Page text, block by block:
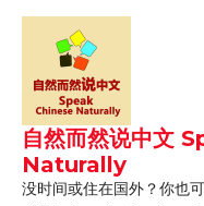
Skip
content
自然而然说中文
Naturally
没时间或住在国外？你也